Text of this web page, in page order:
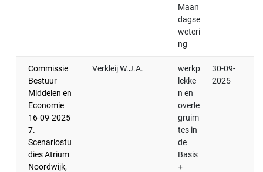
Maan
dagse
weteri
ng
Commissie
Bestuur
Middelen en
Economie
16-09-2025
7.
Scenariostu
dies Atrium
Noordwijk,
Verkleij W.J.A.
werkp
lekke
n en
overle
gruim
tes in
de
Basis
+
30-09-
2025